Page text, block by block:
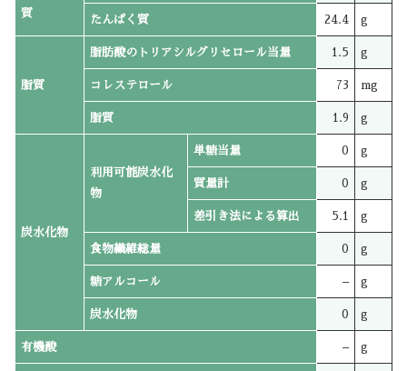
質
たんぱく質 24.4 g
脂質
脂肪酸のトリアシルグリセロール当量 1.5 g
コレステロール 73 mg
脂質 1.9 g
炭水化物
利用可能炭水化
物
単糖当量 0 g
質量計 0 g
差引き法による算出 5.1 g
食物繊維総量 0 g
糖アルコール – g
炭水化物 0 g
有機酸 – g